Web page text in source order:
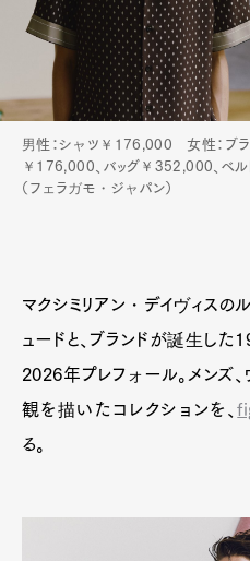
男性：シャツ￥176,000 女性：ブラ
￥176,000、バッグ￥352,000、ベ
（フェラガモ・ジャパン）
マクシミリアン・デイヴィスの
ュードと、ブランドが誕生し
2026年プレフォール。メンズ
観を描いたコレクションを、
る。